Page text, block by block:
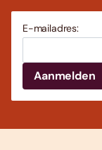
E-mailadres: